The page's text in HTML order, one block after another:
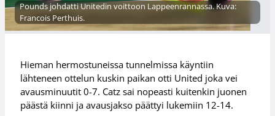
Pounds johdatti Unitedin voittoon Lappeenrannassa. Kuva:
Francois Perthuis.
Hieman hermostuneissa tunnelmissa käyntiin
lähteneen ottelun kuskin paikan otti United joka vei
avausminuutit 0-7. Catz sai nopeasti kuitenkin juonen
päästä kiinni ja avausjakso päättyi lukemiin 12-14.